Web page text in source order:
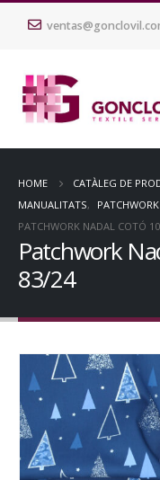
HOME
CATÀLEG DE
MANUALITATS,
PATCHWORK NADAL COTÓ
Patchwork
83/24